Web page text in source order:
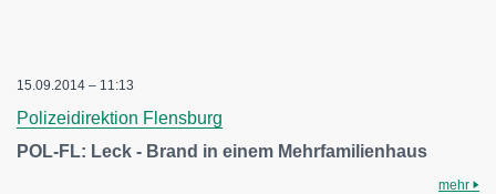
15.09.2014 – 11:13
Polizeidirektion Flensburg
POL-FL: Leck - Brand in einem Mehrfamilienhaus
mehr